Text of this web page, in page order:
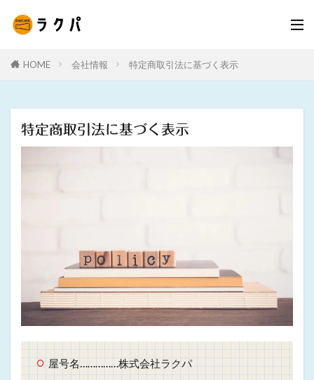
HOME 会社情報 特定商取引法に基づく表示
特定商取引法に基づく表示
屋号名……………株式会社ラクパ